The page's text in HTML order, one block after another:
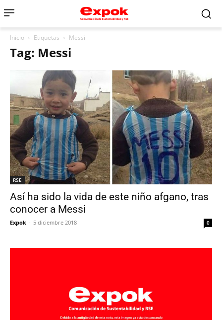
Inicio Etiquetas Messi
Tag: Messi
RSE
Así ha sido la vida de este niño afgano, tras
conocer a Messi
Expok - 5 diciembre 2018 0